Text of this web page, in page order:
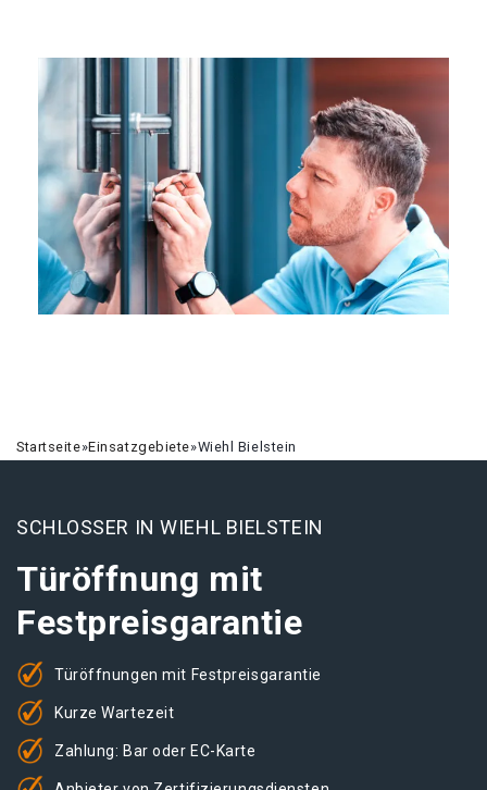
Startseite»Einsatzgebiete»Wiehl Bielstein
SCHLOSSER IN WIEHL BIELSTEIN
Türöffnung mit
Festpreisgarantie
Türöffnungen mit Festpreisgarantie
Kurze Wartezeit
Zahlung: Bar oder EC-Karte